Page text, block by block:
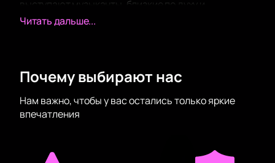
выступают музыканты, близкие по духу и
разделяющие ценности телеканала.
Читать дальше...
Почему выбирают нас
Нам важно, чтобы у вас остались только яркие
впечатления